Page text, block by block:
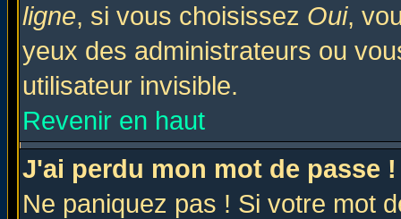
ligne, si vous choisissez Oui,
yeux des administrateurs ou
utilisateur invisible.
Revenir en haut
J'ai perdu mon mot de passe !
Ne paniquez pas ! Si votre mot